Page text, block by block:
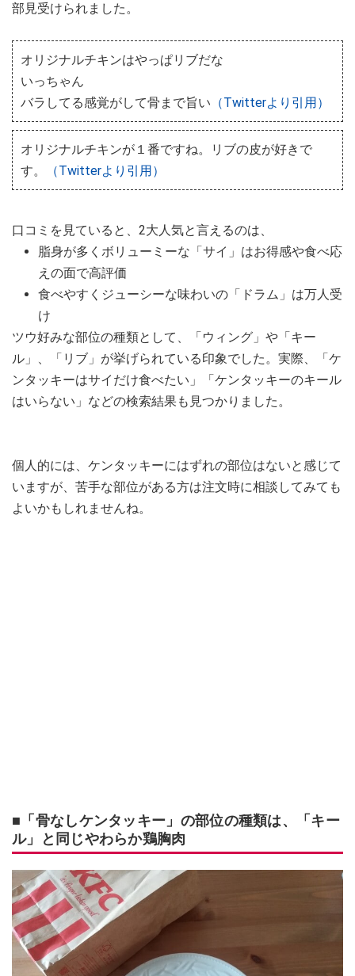
部見受けられました。
オリジナルチキンはやっぱリブだな
いっちゃん
バラしてる感覚がして骨まで旨い （Twitterより引用）
オリジナルチキンが１番ですね。リブの皮が好きで
す。
（Twitterより引用）
口コミを見ていると、2大人気と言えるのは、
脂身が多くボリューミーな「サイ」はお得感や食べ応
えの面で高評価
食べやすくジューシーな味わいの「ドラム」は万人受
け
ツウ好みな部位の種類として、「ウィング」や「キー
ル」、「リブ」が挙げられている印象でした。実際、「ケ
ンタッキーはサイだけ食べたい」「ケンタッキーのキール
はいらない」などの検索結果も見つかりました。
個人的には、ケンタッキーにはずれの部位はないと感じて
いますが、苦手な部位がある方は注文時に相談してみても
よいかもしれませんね。
■「骨なしケンタッキー」の部位の種類は、「キー
ル」と同じやわらか鶏胸肉